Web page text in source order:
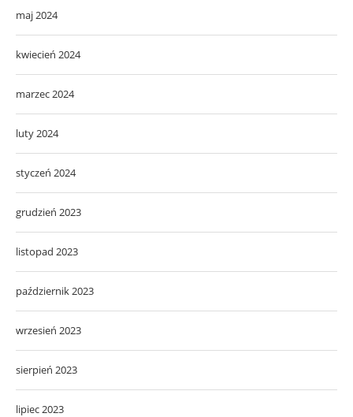
maj 2024
kwiecień 2024
marzec 2024
luty 2024
styczeń 2024
grudzień 2023
listopad 2023
październik 2023
wrzesień 2023
sierpień 2023
lipiec 2023